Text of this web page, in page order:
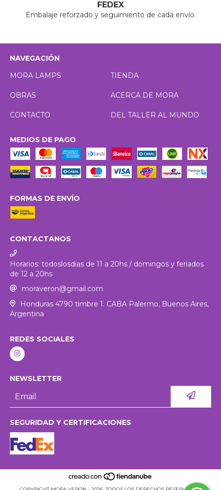
FEDEX
Embalaje reforzado y seguimiento de cada envío.
NAVEGACIÓN
MORA LAMPS
TIENDA
OBRAS ACERCA DE MORA
CONTACTO DEL TALLER AL MUNDO
MEDIOS DE PAGO
FORMAS DE ENVÍO
CONTACTANOS
Horarios: todoslosdias de 11 a 20hs / domingos y feriados
de 12 a 20hs
moraveron@gmail.com
Honduras 4790 timbre 1. CABA Palermo, Buenos Aires,
Argentina
REDES SOCIALES
NEWSLETTER
SEGURIDAD Y CERTIFICACIONES